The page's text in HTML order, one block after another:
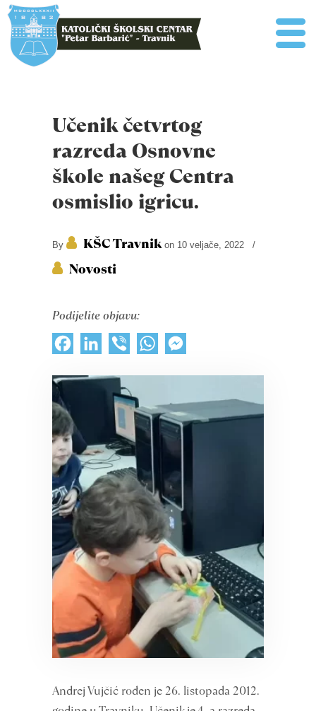
Učenik četvrtog
razreda Osnovne
škole našeg Centra
osmislio igricu.
By KŠC Travnikon 10 veljače, 2022 /
Novosti
Podijelite objavu:
FacebookLinkedInViber WhatsApp
Andrej Vujčić rođen je 26. listopada 2012.